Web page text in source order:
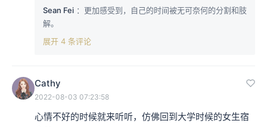
Sean Fei ：更加感受到，自己的时间被无可奈何的分割和肢
解。
展开 4 条评论
Cathy
2022-08-03 07:23:58
心情不好的时候就来听听，仿佛回到大学时候的女生宿